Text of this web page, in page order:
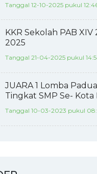
Tanggal 12-10-2025 pukul
KKR Sekolah PAB XIV
2025
Tanggal 21-04-2025 pukul
JUARA 1 Lomba
Tingkat SMP Se- Kota
Tanggal 10-03-2023 pukul